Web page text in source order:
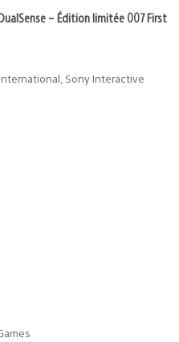
– Édition limitée 007 First
Sony Interactive